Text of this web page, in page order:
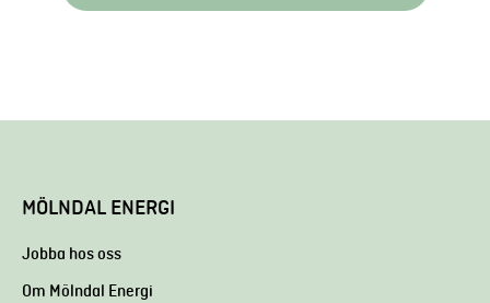
MÖLNDAL ENERGI
Jobba hos oss
Om Mölndal Energi